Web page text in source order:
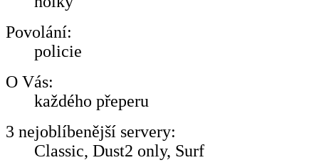
Povolání:
policie
O Vás:
každého přeperu
3 nejoblíbenější servery:
Classic, Dust2 only, Surf